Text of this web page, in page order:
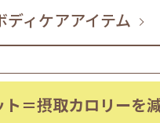
ディケアアイテム
ト＝摂取カロリーを